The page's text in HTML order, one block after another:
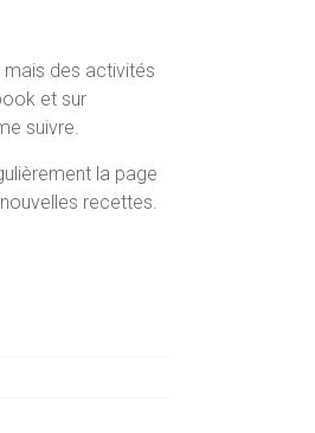
mais des activités
et sur
suivre.
la page
recettes.